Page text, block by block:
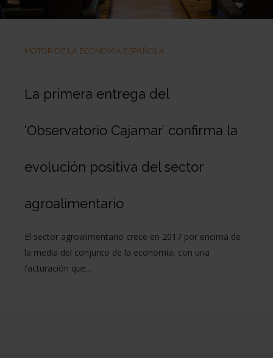
MOTOR DE LA ECONOMÍA ESPAÑOLA
La primera entrega del
‘Observatorio Cajamar’ confirma la
evolución positiva del sector
agroalimentario
El sector agroalimentario crece en 2017 por encima de
la media del conjunto de la economía, con una
facturación que…